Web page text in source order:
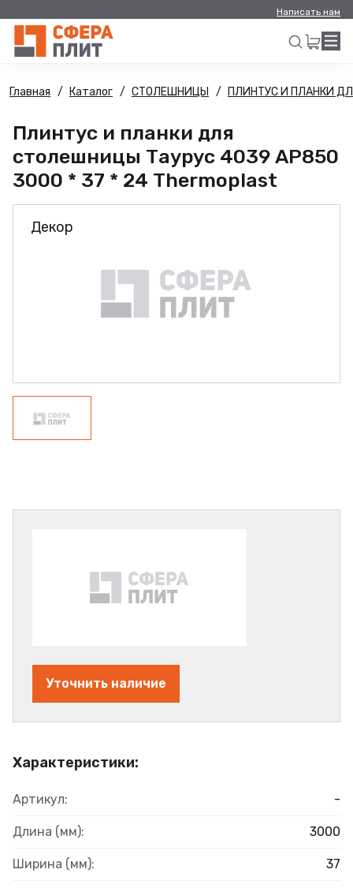
Написать нам
Искать
Главная Каталог СТОЛЕШНИЦЫ ПЛИНТУС И ПЛАНКИ
Плинтус и планки для
столешницы Таурус 4039 АР850
3000 * 37 * 24 Thermoplast
Декор
Характеристики:
Артикул: -
Длина (мм): 3000
Ширина (мм): 37
Уточнить наличие